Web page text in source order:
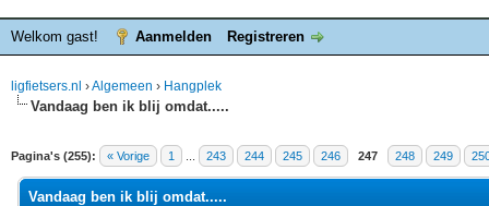
Welkom gast! Aanmelden Registreren
ligfietsers.nl ›Algemeen › Hangplek
Vandaag ben ik blij omdat.....
Pagina's (255): « Vorige 1 243 244 245 246 247 248 249
waardering is 4.25
Vandaag ben ik blij omdat.....